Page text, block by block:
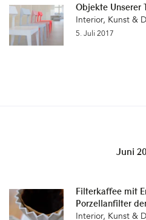
Objekte Unserer
Interior, Kunst &
5. Juli 2017
Juni
Filterkaffee mit
Porzellanfilter
Interior, Kunst &